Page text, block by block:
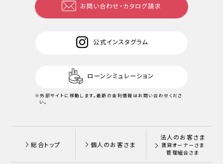
お問い合わせ・カタログ請求
公式インスタグラム
ローンシミュレーション
※外部サイトに移動します。 最新の金利情報はお問い合わせくださ
い。
総合トップ 個人のお客さま
法人のお客さま
賃貸オーナーさま
管理組合さま